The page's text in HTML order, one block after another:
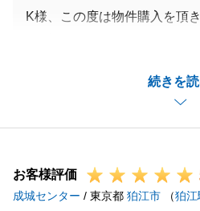
続きを
K様、この度は物件購入を頂
担をおかけしましたが、
ご購入頂けた物件は総合的に
にご購入を頂けた事がとても
くご使用頂けた事も良かった
K様ご家族の皆様が快適に今
お客様評価
成城センター / 東京都 狛江市 （狛江